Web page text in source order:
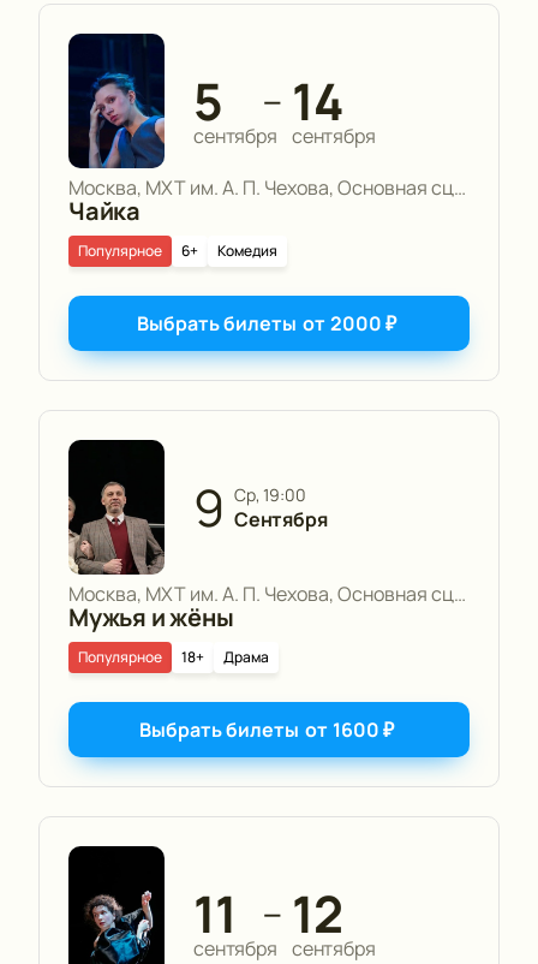
5
сентября
— 14
сентября
Москва, МХТ им. А. П. Чехова, Основная сцена
Чайка
6+ Комедия
Популярное
Выбрать билеты от2000₽
9 ср, 19:00
Сентября
Москва, МХТ им. А. П. Чехова, Основная сцена
Мужья и жёны
18+ Драма
Популярное
Выбрать билеты от 1600₽
11
сентября
— 12
сентября